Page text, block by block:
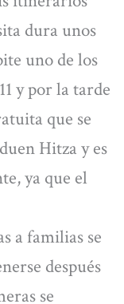
dura unos
uno de los
y por la tarde
que se
Hitza y es
ya que el
a familias se
después
se